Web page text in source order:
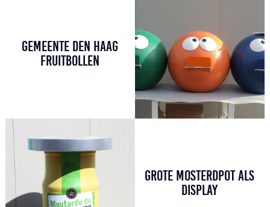
GEMEENTE DEN HAAG
FRUITBOLLEN
GROTE MOSTERDPOT ALS
DISPLAY